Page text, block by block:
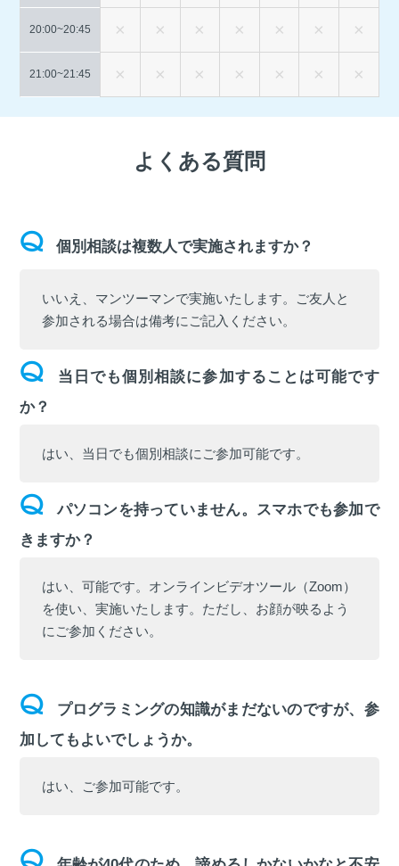
20:00~20:45
21:00~21:45
よくある質問
個別相談は複数人で実施されますか？
いいえ、マンツーマンで実施いたします。ご友人と
参加される場合は備考にご記入ください。
当日でも個別相談に参加することは可能です
か？
はい、当日でも個別相談にご参加可能です。
パソコンを持っていません。スマホでも参加で
きますか？
はい、可能です。オンラインビデオツール（Zoom）
を使い、実施いたします。ただし、お顔が映るよう
にご参加ください。
プログラミングの知識がまだないのですが、参
加してもよいでしょうか。
はい、ご参加可能です。